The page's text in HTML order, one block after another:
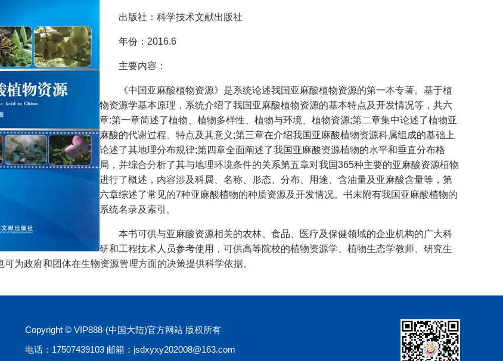
出版社：科学技术文献出版社
年份：2016.6
主要内容：
《中国亚麻酸植物资源》是系统论述我国亚麻酸植物资源的第一本专著。基于植
物资源学基本原理，系统介绍了我国亚麻酸植物资源的基本特点及开发情况等，共六
章:第一章简述了植物、植物多样性、植物与环境、植物资源;第二章集中论述了植物亚
麻酸的代谢过程、特点及其意义;第三章在介绍我国亚麻酸植物资源科属组成的基础上
论述了其地理分布规律;第四章全面阐述了我国亚麻酸资源植物的水平和垂直分布格
局，并综合分析了其与地理环境条件的关系第五章对我国365种主要的亚麻酸资源植物
进行了概述，内容涉及科属、名称、形态、分布、用途、含油量及亚麻酸含量等，第
六章综述了常见的7种亚麻酸植物的种质资源及开发情况。书末附有我国亚麻酸植物的
系统名录及索引。
本书可供与亚麻酸资源相关的农林、食品、医疗及保健领域的企业机构的广大科
研和工程技术人员参考使用，可供高等院校的植物资源学、植物生态学教师、研究生
可为政府和团体在生物资源管理方面的决策提供科学依据。
Copyright © VIP888·(中国大陆)官方网站 版权所有
电话：17507439103 邮箱：jsdxyxy202008@163.com